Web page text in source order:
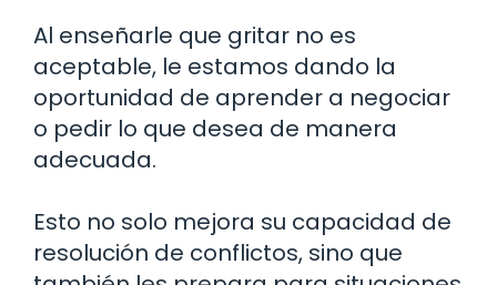
Al enseñarle que gritar no es
aceptable, le estamos dando la
oportunidad de aprender a negociar
o pedir lo que desea de manera
adecuada.
Esto no solo mejora su capacidad de
resolución de conflictos, sino que